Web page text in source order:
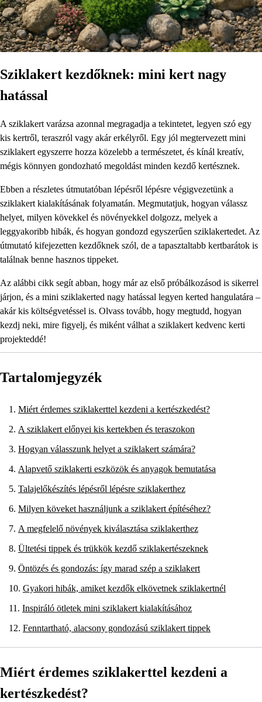
Sziklakert kezdőknek: mini kert nagy
hatással
A sziklakert varázsa azonnal megragadja a tekintetet, legyen szó egy
kis kertről, teraszról vagy akár erkélyről. Egy jól megtervezett mini
sziklakert egyszerre hozza közelebb a természetet, és kínál kreatív,
mégis könnyen gondozható megoldást minden kezdő kertésznek.
Ebben a részletes útmutatóban lépésről lépésre végigvezetünk a
sziklakert kialakításának folyamatán. Megmutatjuk, hogyan válassz
helyet, milyen kövekkel és növényekkel dolgozz, melyek a
leggyakoribb hibák, és hogyan gondozd egyszerűen sziklakertedet. Az
útmutató kifejezetten kezdőknek szól, de a tapasztaltabb kertbarátok is
találnak benne hasznos tippeket.
Az alábbi cikk segít abban, hogy már az első próbálkozásod is sikerrel
járjon, és a mini sziklakerted nagy hatással legyen kerted hangulatára –
akár kis költségvetéssel is. Olvass tovább, hogy megtudd, hogyan
kezdj neki, mire figyelj, és miként válhat a sziklakert kedvenc kerti
projekteddé!
Tartalomjegyzék
Miért érdemes sziklakerttel kezdeni a kertészkedést?
A sziklakert előnyei kis kertekben és teraszokon
Hogyan válasszunk helyet a sziklakert számára?
Alapvető sziklakerti eszközök és anyagok bemutatása
Talajelőkészítés lépésről lépésre sziklakerthez
Milyen köveket használjunk a sziklakert építéséhez?
A megfelelő növények kiválasztása sziklakerthez
Ültetési tippek és trükkök kezdő sziklakertészeknek
Öntözés és gondozás: így marad szép a sziklakert
Gyakori hibák, amiket kezdők elkövetnek sziklakertnél
Inspiráló ötletek mini sziklakert kialakításához
Fenntartható, alacsony gondozású sziklakert tippek
Miért érdemes sziklakerttel kezdeni a
kertészkedést?